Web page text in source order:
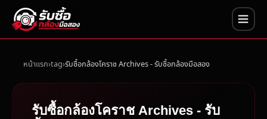
หน้าแรก tag รับซื้อกล้องโคราช Archives - รับซื้อกล้องมือสอง
รับซื้อกล้องโคราช Archives - รับ